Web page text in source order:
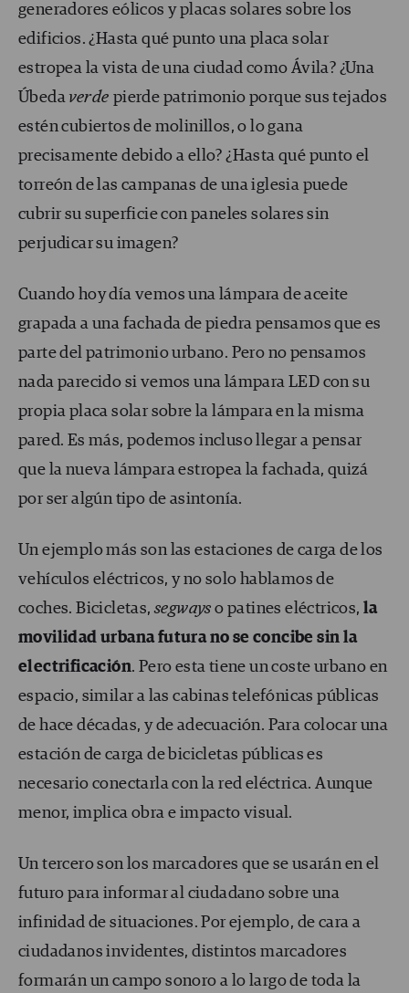
generadores eólicos y placas solares sobre los
edificios. ¿Hasta qué punto una placa solar
estropea la vista de una ciudad como Ávila? ¿Una
Úbeda verde pierde patrimonio porque sus tejados
estén cubiertos de molinillos, o lo gana
precisamente debido a ello? ¿Hasta qué punto el
torreón de las campanas de una iglesia puede
cubrir su superficie con paneles solares sin
perjudicar su imagen?
Cuando hoy día vemos una lámpara de aceite
grapada a una fachada de piedra pensamos que es
parte del patrimonio urbano. Pero no pensamos
nada parecido si vemos una lámpara LED con su
propia placa solar sobre la lámpara en la misma
pared. Es más, podemos incluso llegar a pensar
que la nueva lámpara estropea la fachada, quizá
por ser algún tipo de asintonía.
Un ejemplo más son las estaciones de carga de los
vehículos eléctricos, y no solo hablamos de
coches. Bicicletas,segways o patines eléctricos,
la
movilidad urbana futura no se concibe sin la
electrificación. Pero esta tiene un coste urbano en
espacio, similar a las cabinas telefónicas públicas
de hace décadas, y de adecuación. Para colocar una
estación de carga de bicicletas públicas es
necesario conectarla con la red eléctrica. Aunque
menor, implica obra e impacto visual.
Un tercero son los marcadores que se usarán en el
futuro para informar al ciudadano sobre una
infinidad de situaciones. Por ejemplo, de cara a
ciudadanos invidentes, distintos marcadores
formarán un campo sonoro a lo largo de toda la